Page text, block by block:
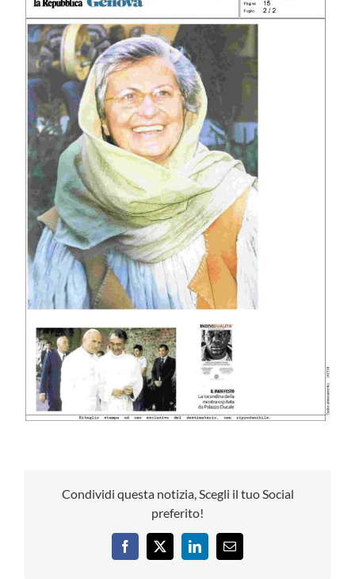
Condividi questa notizia, Scegli il tuo Social
preferito!
Facebook
X LinkedInEmail